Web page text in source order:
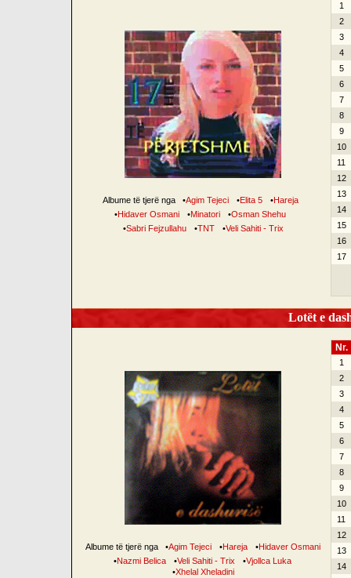
Albume të tjerë nga •Agim Tejeci •Elita 5 •Hareja
•Hidaver Osmani •Minatori •Osman Shehu
•Sabri Fejzullahu •TNT •Veli Sahiti - Trix
1
2
3
4
5
6
7
8
9
10
11
12
13
14
15
16
17
Lotët e
Albume të tjerë nga •Agim Tejeci •Hareja •Hidaver Osmani
•Nazmi Belica •Veli Sahiti - Trix •Vjollca Luka
•Xhelal Xheladini
Nr.
1
2
3
4
5
6
7
8
9
10
11
12
13
14